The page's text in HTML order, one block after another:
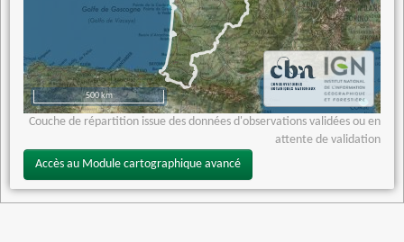
500 km
Couche de répartition issue des données d'observations validées ou en
attente de validation
Accès au Module cartographique avancé